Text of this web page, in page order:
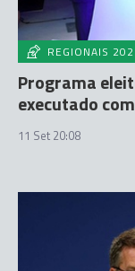
REGIONAIS
Programa
executado
11 Set 20:08